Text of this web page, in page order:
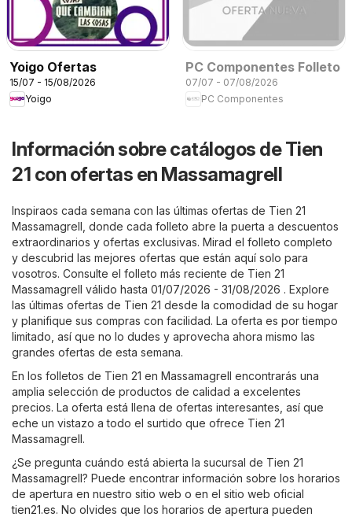
Yoigo Ofertas
15/07 - 15/08/2026
Yoigo
PC Componentes Folleto
07/07 - 07/08/2026
PC Componentes
Información sobre catálogos de Tien
21 con ofertas en Massamagrell
Inspiraos cada semana con las últimas ofertas de Tien 21
Massamagrell, donde cada folleto abre la puerta a descuentos
extraordinarios y ofertas exclusivas. Mirad el folleto completo
y descubrid las mejores ofertas que están aquí solo para
vosotros. Consulte el folleto más reciente de Tien 21
Massamagrell válido hasta 01/07/2026 - 31/08/2026 . Explore
las últimas ofertas de Tien 21 desde la comodidad de su hogar
y planifique sus compras con facilidad. La oferta es por tiempo
limitado, así que no lo dudes y aprovecha ahora mismo las
grandes ofertas de esta semana.
En los folletos de Tien 21 en Massamagrell encontrarás una
amplia selección de productos de calidad a excelentes
precios. La oferta está llena de ofertas interesantes, así que
eche un vistazo a todo el surtido que ofrece Tien 21
Massamagrell.
¿Se pregunta cuándo está abierta la sucursal de Tien 21
Massamagrell? Puede encontrar información sobre los horarios
de apertura en nuestro sitio web o en el sitio web oficial
tien21.es. No olvides que los horarios de apertura pueden